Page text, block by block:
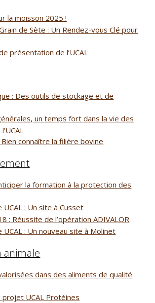
la moisson 2025 !
de Sète : Un Rendez-vous Clé pour
présentation de l’UCAL
: Des outils de stockage et de
un temps fort dans la vie des
connaître la filière bovine
la formation à la protection des
UCAL : Un site à Cusset
: Réussite de l’opération ADIVALOR
UCAL : Un nouveau site à Molinet
animale
dans des aliments de qualité
projet UCAL Protéines